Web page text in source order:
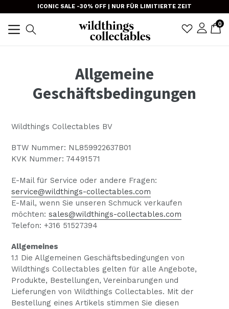
Inhalt
ICONIC SALE -30% OFF | NUR FÜR LIMITIERTE ZEIT
Suchen
0
erweitern/zusammenklappen
Allgemeine
Geschäftsbedingungen
Wildthings Collectables BV
BTW Nummer: NL859922637B01
KVK Nummer: 74491571
E-Mail für Service oder andere Fragen:
service@wildthings-collectables.com
E-Mail, wenn Sie unseren Schmuck verkaufen
möchten: sales@wildthings-collectables.com
Telefon: +316 51527394
Allgemeines
1.1 Die Allgemeinen Geschäftsbedingungen von
Wildthings Collectables gelten für alle Angebote,
Produkte, Bestellungen, Vereinbarungen und
Lieferungen von Wildthings Collectables. Mit der
Bestellung eines Artikels stimmen Sie diesen